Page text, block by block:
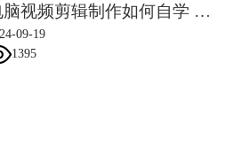
功能，又操作简单易学，真的太适合像
简单的电子相册视频，具体操作如下。
电脑视频剪辑制作如何自学 电脑视频剪辑制作如何去除水印
09-19
1395